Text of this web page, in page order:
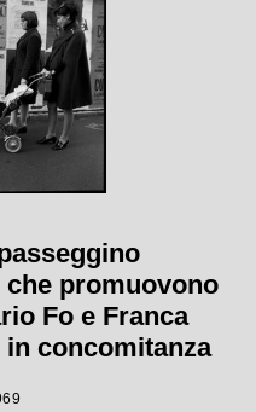
promuovono
Fo e Franca
in concomitanza